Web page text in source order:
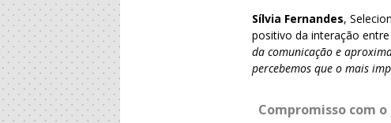
Sílvia Fernandes,
positivo da interação
da comunicação e
percebemos que o mais
Compromisso com